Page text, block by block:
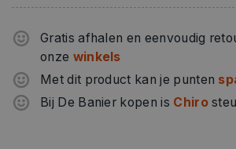
Gratis afhalen en eenvoudig
onze winkels
Met dit product kan je punten
Bij De Banier kopen is Chiro